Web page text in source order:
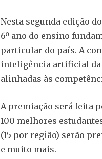
Nesta segunda edição
6º ano do ensino
particular do país. A
inteligência artificial da
alinhadas às
A premiação será feita
100 melhores
(15 por região) serão
e muito mais.